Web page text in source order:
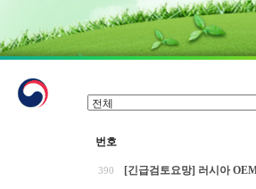
번호
390 [긴급검토요망] 러시아